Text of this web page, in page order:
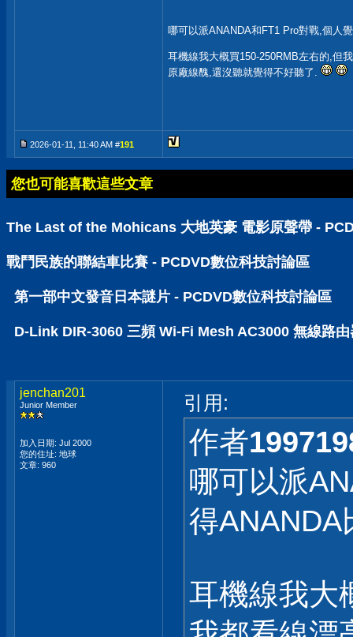
哪可以派ANANDA和FT1 Pro對戰,個人
耳機線我大概買150-250RMB左右的,但
原廠線醜,還沒聽就覺得不好聽了.
2026-01-11, 11:40 AM #191
您也可能喜歡這些文章
The Last of the Mohicans 大地英豪 電影原聲帶 -
戰鬥民族的聯結車比賽 - PCDVD數位科技討論區
第一部中文發音日本謎片 - PCDVD數位科技討論區
D-Link DIR-3060 三頻 Wi-Fi Mesh AC3000 無線路
jenchan201
Junior Member
加入日期: Jul 2000
您的住址: 地球
文章: 960
引用:
作者
哪可以派
得ANANDA
耳機線我大